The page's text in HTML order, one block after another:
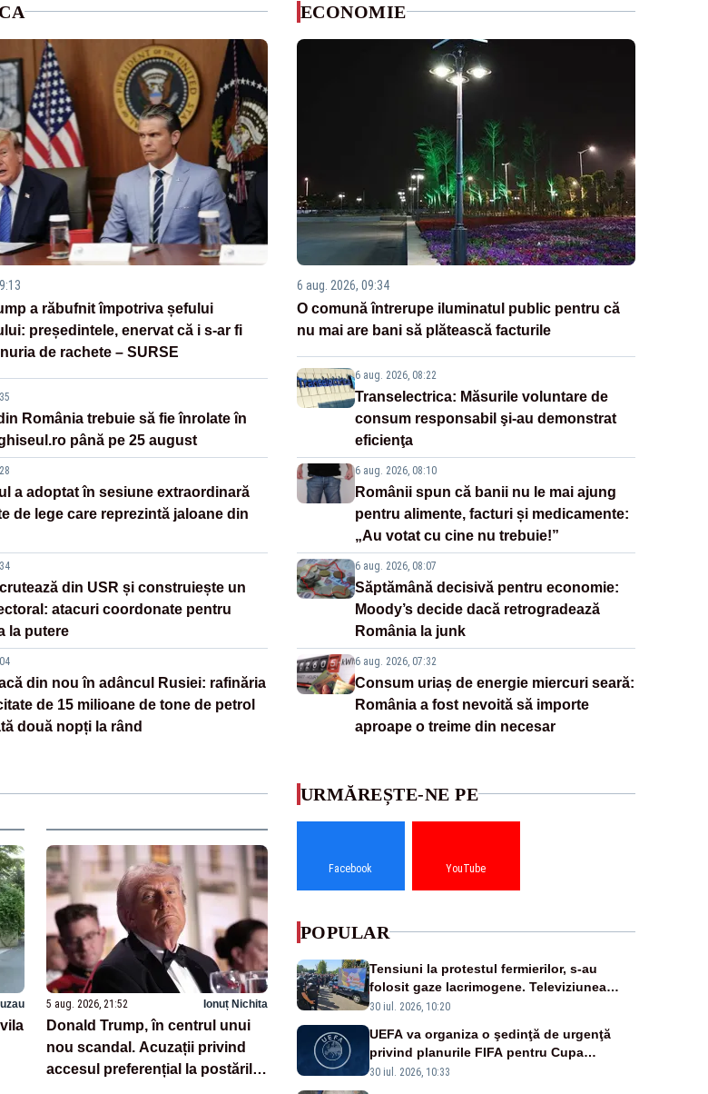
a răbufnit împotriva șefului
președintele, enervat că i s-ar fi
de rachete – SURSE
România trebuie să fie înrolate în
până pe 25 august
a adoptat în sesiune extraordinară
de lege care reprezintă jaloane din
din USR și construiește un
atacuri coordonate pentru
la putere
din nou în adâncul Rusiei: rafinăria
de 15 milioane de tone de petrol
două nopți la rând
ECONOMIE
6 aug. 2026, 09:34
O comună întrerupe iluminatul public pentru că
nu mai are bani să plătească facturile
6 aug. 2026, 08:22
Transelectrica: Măsurile voluntare de
consum responsabil şi-au demonstrat
eficienţa
6 aug. 2026, 08:10
Românii spun că banii nu le mai ajung
pentru alimente, facturi și medicamente:
„Au votat cu cine nu trebuie!”
6 aug. 2026, 08:07
Săptămână decisivă pentru economie:
Moody’s decide dacă retrogradează
România la junk
6 aug. 2026, 07:32
Consum uriaș de energie miercuri seară:
România a fost nevoită să importe
aproape o treime din necesar
5 aug. 2026, 21:52 Ionuț Nichita
Donald Trump, în centrul unui
nou scandal. Acuzații privind
accesul preferențial la postările
URMĂREȘTE-NE PE
Facebook YouTube
POPULAR
Tensiuni la protestul fermierilor, s-au
folosit gaze lacrimogene. Televiziunea
Poporului face apel la calm – LIVE TEXT
30 iul. 2026, 10:20
UEFA va organiza o şedinţă de urgenţă
privind planurile FIFA pentru Cupa
Mondială
30 iul. 2026, 10:33